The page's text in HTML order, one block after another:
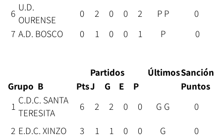
6
U.D.
OURENSE
0 2 0 0 2 P P
0
7 A.D. BOSCO 0 1 0 0 1 P 0
Partidos ÚltimosSanción
Grupo B
PtsJ G E P
Puntos
1
C.D.C. SANTA
TERESITA
6 2 2 0 0 G G 0
2 E.D.C. XINZO 3 1 1 0 0 G 0